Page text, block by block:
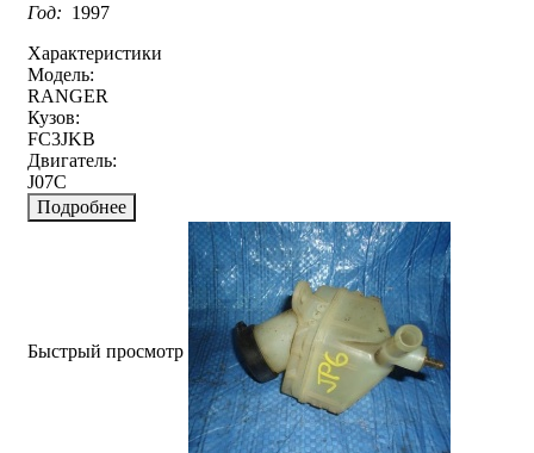
Год: 1997
Характеристики
Модель:
RANGER
Кузов:
FC3JKB
Двигатель:
J07C
Подробнее
Быстрый просмотр